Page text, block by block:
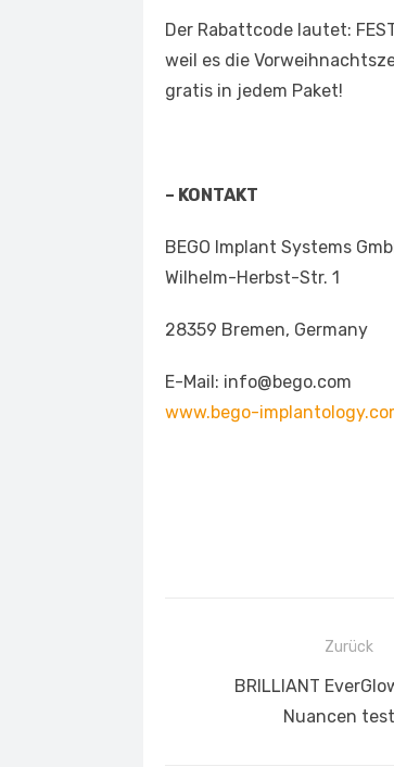
Der Rabattcode lautet:
weil es die
gratis in jedem Paket!
– KONTAKT
BEGO Implant Systems
Wilhelm-Herbst-Str. 1
28359 Bremen, Germany
E-Mail: info@bego.com
www.bego-
Zurück
Vorheriger
BRILLIANT
Nuancen